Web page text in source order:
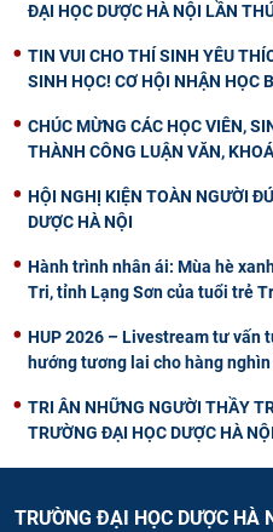
ĐẠI HỌC DƯỢC HÀ NỘI LẦN
TIN VUI CHO THÍ SINH YÊU
SINH HỌC! CƠ HỘI NHẬN HỌC
CHÚC MỪNG CÁC HỌC VIÊN,
THÀNH CÔNG LUẬN VĂN,
HỘI NGHỊ KIỆN TOÀN NGƯỜI
DƯỢC HÀ NỘI
Hành trình nhân ái: Mùa hè
Tri, tỉnh Lạng Sơn của tuổi trẻ
HUP 2026 – Livestream tư vấn
hướng tương lai cho hàng
TRI ÂN NHỮNG NGƯỜI THẦY
TRƯỜNG ĐẠI HỌC DƯỢC HÀ NỘI
TRƯỜNG ĐẠI HỌC DƯỢC HÀ